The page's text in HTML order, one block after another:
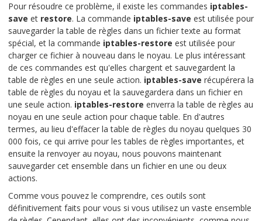
Pour résoudre ce problème, il existe les commandes iptables-
save et restore. La commande iptables-save est utilisée pour
sauvegarder la table de règles dans un fichier texte au format
spécial, et la commande iptables-restore est utilisée pour
charger ce fichier à nouveau dans le noyau. Le plus intéressant
de ces commandes est qu'elles chargent et sauvegardent la
table de règles en une seule action. iptables-save récupérera la
table de règles du noyau et la sauvegardera dans un fichier en
une seule action. iptables-restore enverra la table de règles au
noyau en une seule action pour chaque table. En d'autres
termes, au lieu d'effacer la table de règles du noyau quelques 30
000 fois, ce qui arrive pour les tables de règles importantes, et
ensuite la renvoyer au noyau, nous pouvons maintenant
sauvegarder cet ensemble dans un fichier en une ou deux
actions.
Comme vous pouvez le comprendre, ces outils sont
définitivement faits pour vous si vous utilisez un vaste ensemble